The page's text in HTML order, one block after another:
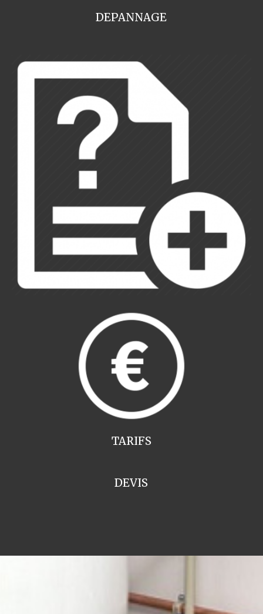
DEPANNAGE
TARIFS
DEVIS